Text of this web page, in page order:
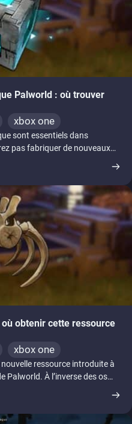
Palworld : où trouver
xbox one
sont essentiels dans
pas fabriquer de nouveaux
obtenir cette ressource
xbox one
ressource introduite à
Palworld. À l’inverse des os